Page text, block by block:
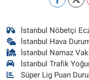
İstanbul Nöbetçi
İstanbul Hava
İstanbul Namaz
İstanbul Trafik
Süper Lig Puan